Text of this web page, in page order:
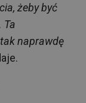
żeby być
Ta
naprawdę